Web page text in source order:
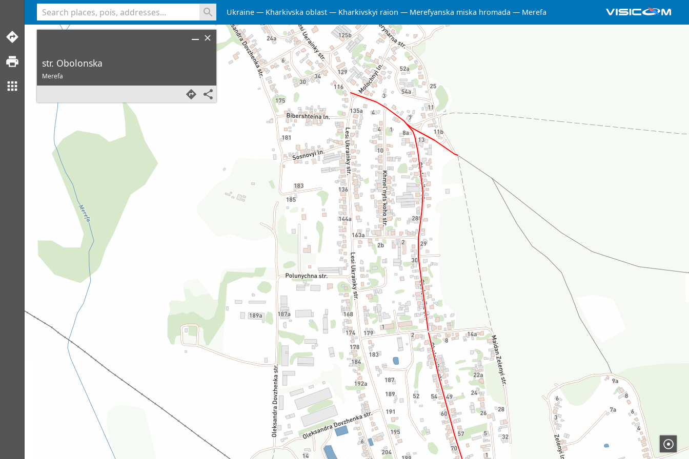
Ukraine Kharkivska oblast Kharkivskyi raion Merefyanska miska hromada Merefa
str. Obolonska
Merefa
<% console.log(hcard) %>